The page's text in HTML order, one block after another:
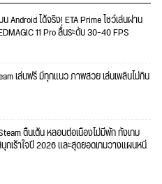
Android ได้จริง! ETA Prime โชว์เล่นผ่าน
11 Pro ลื่นระดับ 30–40 FPS
เล่นฟรี มีทุกแนว ภาพสวย เล่นเพลินไม่กิน
ตื่นเต้น หลอนต่อเนื่องไม่มีพัก ทั้งเกม
กเร้าใจปี 2026 และสุดยอดเกมวางแผนหนี